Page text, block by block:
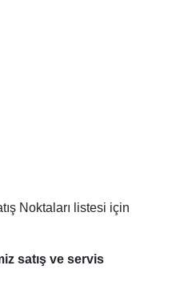
Noktaları listesi için
satış ve servis